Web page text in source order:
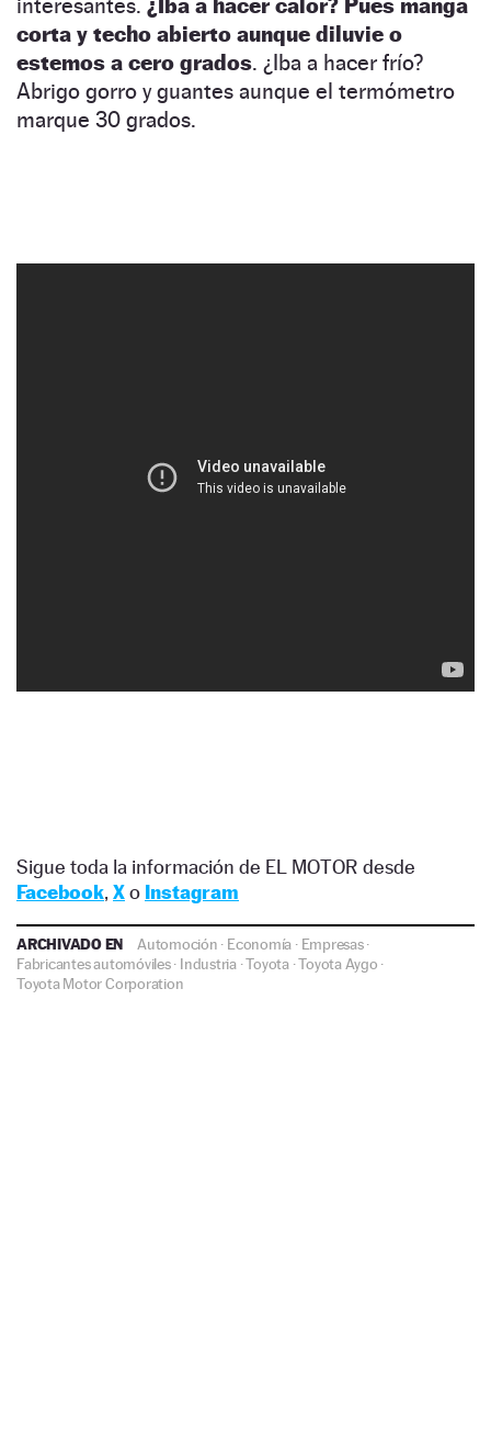
interesantes. ¿Iba a hacer calor? Pues manga
corta y techo abierto aunque diluvie o
estemos a cero grados. ¿Iba a hacer frío?
Abrigo gorro y guantes aunque el termómetro
marque 30 grados.
Sigue toda la información de EL MOTOR desde
Facebook, Xo Instagram
ARCHIVADO EN Automoción · Economía · Empresas·
Fabricantes automóviles· Industria·Toyota·Toyota Aygo ·
Toyota Motor Corporation